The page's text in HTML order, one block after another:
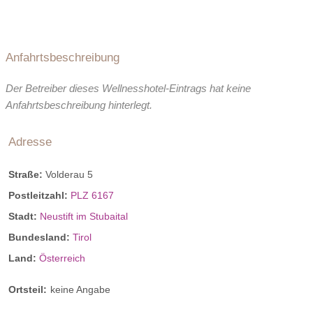
Anfahrtsbeschreibung
Der Betreiber dieses Wellnesshotel-Eintrags hat keine
Anfahrtsbeschreibung hinterlegt.
Adresse
Straße: Volderau 5
Postleitzahl: PLZ 6167
Stadt: Neustift im Stubaital
Bundesland: Tirol
Land: Österreich
Ortsteil: keine Angabe